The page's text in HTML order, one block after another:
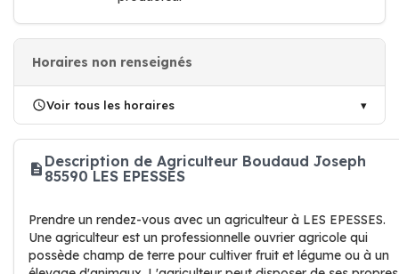
Horaires non renseignés
Voir tous les horaires
Description de Agriculteur Boudaud Joseph
85590 LES EPESSES
Prendre un rendez-vous avec un agriculteur à LES EPESSES.
Une agriculteur est un professionnelle ouvrier agricole qui
possède champ de terre pour cultiver fruit et légume ou à un